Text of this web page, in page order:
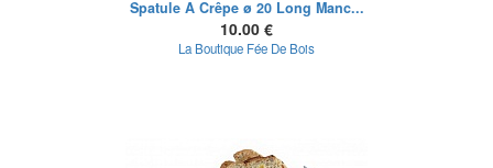
Spatule A Crêpe ø 20 Long Manc...
10.00 €
La Boutique Fée De Bois